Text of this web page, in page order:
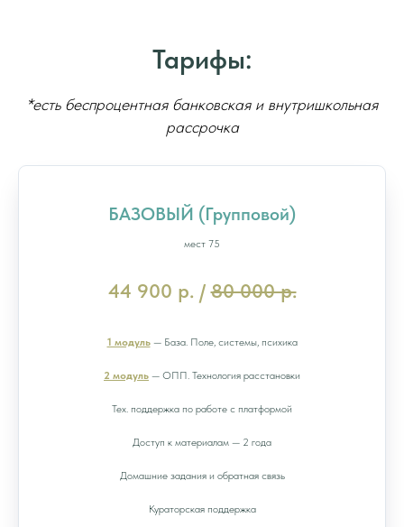
Тарифы:
*есть беспроцентная банковская и внутришкольная
рассрочка
БАЗОВЫЙ (Групповой)
мест 75
44 900 р. /80 000 р.
1 модуль — База. Поле, системы, психика
2 модуль — ОПП. Технология расстановки
Тех. поддержка по работе с платформой
Доступ к материалам — 2 года
Домашние задания и обратная связь
Кураторская поддержка